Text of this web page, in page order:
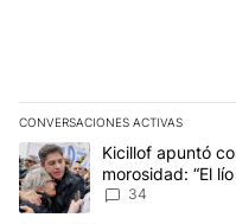
CONVERSACIONES ACTIVAS
Este listado muestra los
Un artículo de tendencia
Kicillof apuntó
morosidad: “El
34